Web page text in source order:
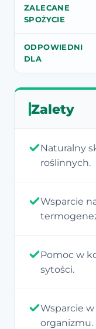
ZALECANE
SPOŻYCIE
ODPOWIEDNI
DLA
Zalety
Naturalny
roślinnych.
Wsparcie
Pomoc w
sytości.
Wsparcie
organizmu.